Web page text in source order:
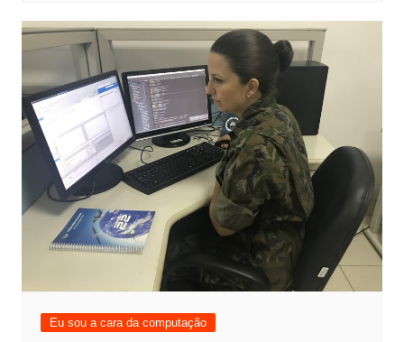
Eu sou a cara da computação